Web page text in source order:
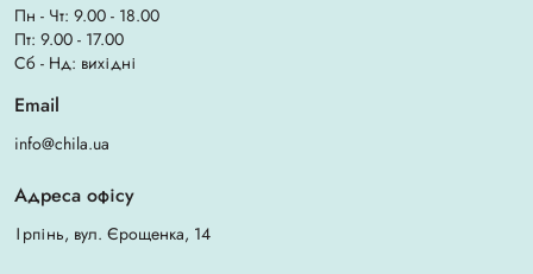
Пн - Чт: 9.00 - 18.00
Пт: 9.00 - 17.00
Сб - Нд: вихідні
Email
info@chila.ua
Адреса офісу
Ірпінь, вул. Єрощенка, 14